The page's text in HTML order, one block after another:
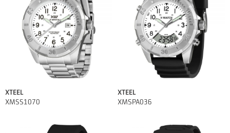
XTEEL
XMSS1070
XTEEL
XMSPA036